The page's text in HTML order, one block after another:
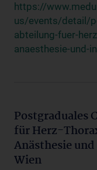
https://
us/events/detail/
abteilung-fuer-
anaesthesie-und-
Postgraduales
für Herz-
Anästhesie
Wien